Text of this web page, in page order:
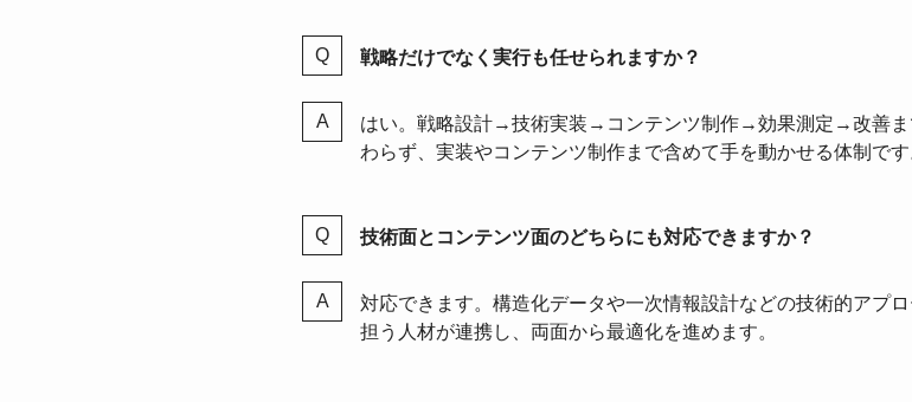
戦略だけでなく実行も任せられますか？
はい。戦略設計→技術実装→コンテンツ制作→効果測定→改善ま
わらず、実装やコンテンツ制作まで含めて手を動かせる体制です
技術面とコンテンツ面のどちらにも対応できますか？
対応できます。構造化データや一次情報設計などの技術的アプ
担う人材が連携し、両面から最適化を進めます。